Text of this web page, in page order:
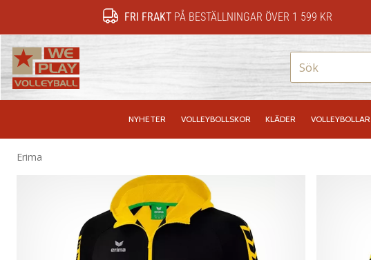
FRI FRAKTPÅ BESTÄLLNINGAR ÖVER 1 599 KR
NYHETER VOLLEYBOLLSKOR KLÄDER VOLLEYBOLLAR
Erima